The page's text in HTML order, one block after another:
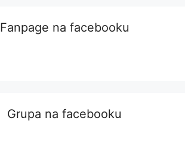
Fanpage na facebooku
Grupa na facebooku